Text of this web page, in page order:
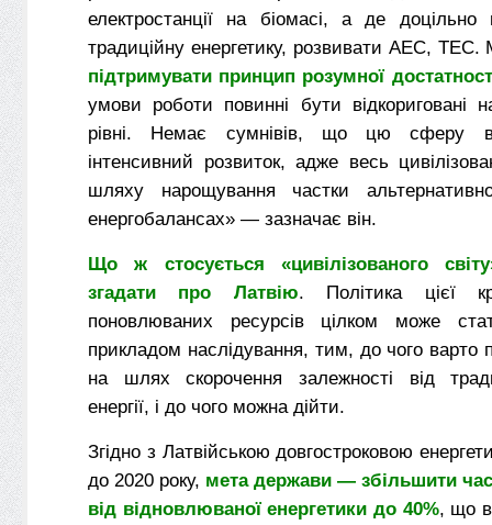
електростанції на біомасі, а де доцільно
традиційну енергетику, розвивати АЕС, ТЕС.
підтримувати принцип розумної
умови роботи повинні бути відкориговані
рівні. Немає сумнівів, що цю сферу в
інтенсивний розвиток, адже весь
шляху нарощування частки
енергобалансах» — зазначає він.
Що ж стосується «цивілізованого
згадати про Латвію. Політика цієї
поновлюваних ресурсів цілком може
прикладом наслідування, тим, до чого варто
на шлях скорочення залежності від
енергії, і до чого можна дійти.
Згідно з Латвійською довгостроковою
до 2020 року, мета держави — збільшити
від відновлюваної енергетики до 40%, що